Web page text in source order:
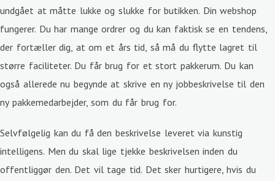
undgået at måtte lukke og slukke for butikken. Din webshop
fungerer. Du har mange ordrer og du kan faktisk se en tendens,
der fortæller dig, at om et års tid, så må du flytte lagret til
større faciliteter. Du får brug for et stort pakkerum. Du kan
også allerede nu begynde at skrive en ny jobbeskrivelse til den
ny pakkemedarbejder, som du får brug for.
Selvfølgelig kan du få den beskrivelse leveret via kunstig
intelligens. Men du skal lige tjekke beskrivelsen inden du
offentliggør den. Det vil tage tid. Det sker hurtigere, hvis du